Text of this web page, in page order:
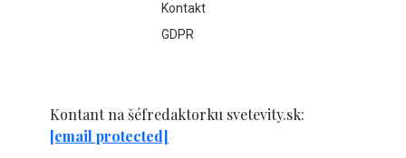
Kontakt
GDPR
Kontant na šéfredaktorku svetevity.sk:
[email protected]